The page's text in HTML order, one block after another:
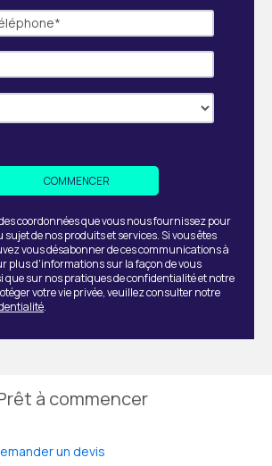
coordonnées que vous nous fournissez pour
de nos produits et services. Si vous êtes
vous désabonner de ces communications à
plus d'informations sur la façon de vous
que sur nos pratiques de confidentialité et notre
votre vie privée, veuillez consulter notre
.
à commencer
un devis